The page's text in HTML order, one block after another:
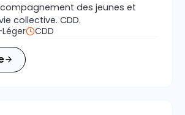
des jeunes et
collective. CDD.
CDD